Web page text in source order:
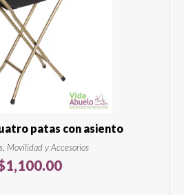
patas con asiento
Movilidad y Accesorios
1,100.00